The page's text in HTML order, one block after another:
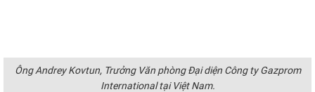
Ông Andrey Kovtun, Trưởng Văn phòng Đại diện Công ty Gazprom
International tại Việt Nam.